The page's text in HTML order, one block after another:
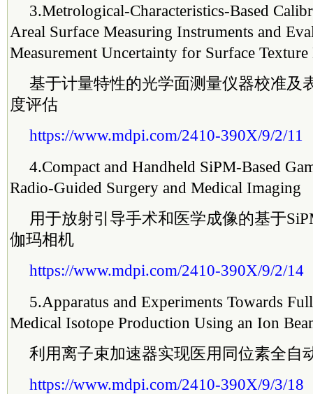
3.Metrological-Characteristics-Based
Areal Surface Measuring Instruments and
Measurement Uncertainty for Surface Texture
基于计量特性的光学面测量仪器校准及
度评估
https://www.mdpi.com/2410-390X/9/2/11
4.Compact and Handheld SiPM-Based
Radio-Guided Surgery and Medical Imaging
用于放射引导手术和医学成像的基于
伽玛相机
https://www.mdpi.com/2410-390X/9/2/14
5.Apparatus and Experiments Towards
Medical Isotope Production Using an Ion
利用离子束加速器实现医用同位素全自
https://www.mdpi.com/2410-390X/9/3/18